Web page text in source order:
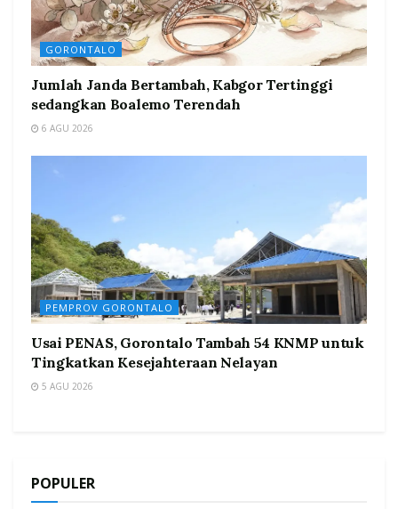
GORONTALO
Jumlah Janda Bertambah, Kabgor Tertinggi
sedangkan Boalemo Terendah
6 AGU 2026
PEMPROV GORONTALO
Usai PENAS, Gorontalo Tambah 54 KNMP untuk
Tingkatkan Kesejahteraan Nelayan
5 AGU 2026
POPULER